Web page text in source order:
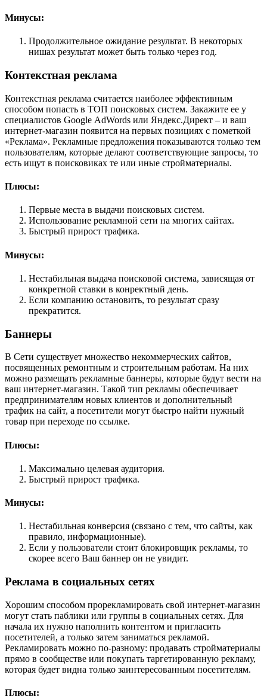
Минусы:
Продолжительное ожидание результат. В некоторых
нишах результат может быть только через год.
Контекстная реклама
Контекстная реклама считается наиболее эффективным
способом попасть в ТОП поисковых систем. Закажите ее у
специалистов Google AdWords или Яндекс.Директ – и ваш
интернет-магазин появится на первых позициях с пометкой
«Реклама». Рекламные предложения показываются только тем
пользователям, которые делают соответствующие запросы, то
есть ищут в поисковиках те или иные стройматериалы.
Плюсы:
Первые места в выдачи поисковых систем.
Использование рекламной сети на многих сайтах.
Быстрый прирост трафика.
Минусы:
Нестабильная выдача поисковой система, зависящая от
конкретной ставки в конректный день.
Если компанию остановить, то результат сразу
прекратится.
Баннеры
В Сети существует множество некоммерческих сайтов,
посвященных ремонтным и строительным работам. На них
можно размещать рекламные баннеры, которые будут вести на
ваш интернет-магазин. Такой тип рекламы обеспечивает
предпринимателям новых клиентов и дополнительный
трафик на сайт, а посетители могут быстро найти нужный
товар при переходе по ссылке.
Плюсы:
Максимально целевая аудитория.
Быстрый прирост трафика.
Минусы:
Нестабильная конверсия (связано с тем, что сайты, как
правило, информационные).
Если у пользователи стоит блокировщик рекламы, то
скорее всего Ваш баннер он не увидит.
Реклама в социальных сетях
Хорошим способом прорекламировать свой интернет-магазин
могут стать паблики или группы в социальных сетях. Для
начала их нужно наполнить контентом и пригласить
посетителей, а только затем заниматься рекламой.
Рекламировать можно по-разному: продавать стройматериалы
прямо в сообществе или покупать таргетированную рекламу,
которая будет видна только заинтересованным посетителям.
Плюсы: